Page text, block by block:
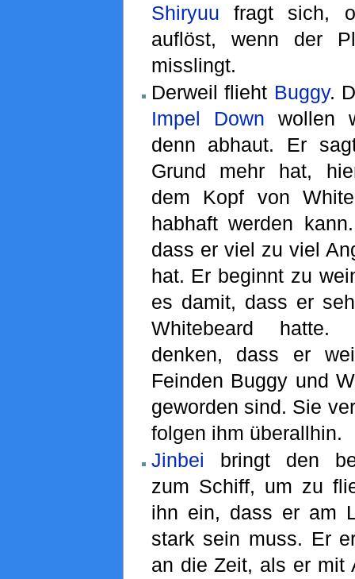
Shiryuu fragt sich,
auflöst, wenn der
misslingt.
Derweil flieht Buggy.
Impel Down wollen
denn abhaut. Er
Grund mehr hat,
dem Kopf von
habhaft werden
dass er viel zu viel
hat. Er beginnt zu
es damit, dass er
Whitebeard hatte.
denken, dass er
Feinden Buggy und
geworden sind. Sie
folgen ihm überallhin.
Jinbei bringt den
zum Schiff, um zu
ihn ein, dass er am
stark sein muss. Er
an die Zeit, als er mit